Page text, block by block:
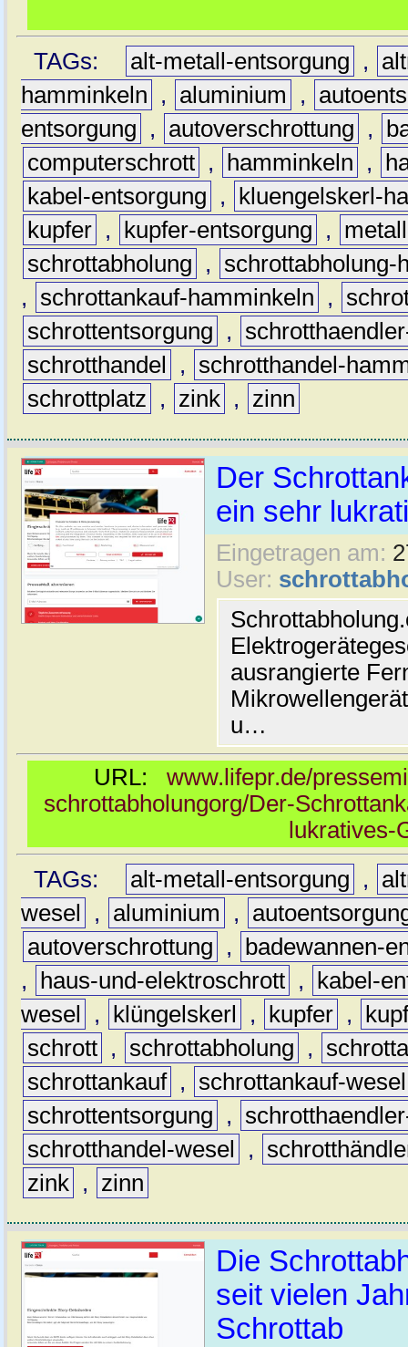
TAGs: alt-metall-entsorgung ,
hamminkeln
, aluminium ,
entsorgung
, autoverschrottung ,
computerschrott , hamminkeln ,
kabel-entsorgung
,
kluengelskerl-
kupfer , kupfer-entsorgung ,
metall
schrottabholung
,
schrottabholung-
,
schrottankauf-hamminkeln ,
schrottentsorgung
,
schrotthandel
,
schrotthandel-
schrottplatz
, zink , zinn
Der
ein sehr
Eingetragen am:
User:
ausrangierte
u…
URL: www.lifepr.de/
schrottabholungorg/Der-
lukratives-
TAGs:
alt-metall-entsorgung ,
wesel
, aluminium ,
autoverschrottung
,
badewannen-
,
haus-und-elektroschrott ,
kabel-
wesel
, klüngelskerl , kupfer ,
schrott , schrottabholung ,
schrottankauf ,
schrottankauf-wesel
schrottentsorgung
,
schrotthandel-wesel
,
zink , zinn
Die
seit vielen
Schrottab